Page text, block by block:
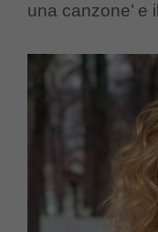
una canzone’ e